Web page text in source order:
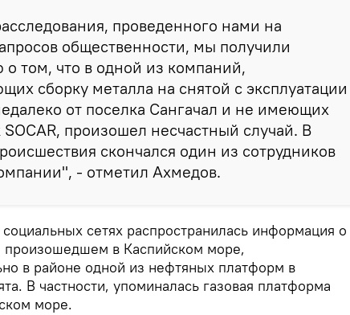
проведенного нами на
общественности, мы получили
том, что в одной из компаний,
сборку металла на снятой с эксплуатации
от поселка Сангачал и не имеющих
произошел несчастный случай. В
скончался один из сотрудников
- отметил Ахмедов.
сетях распространилась информация о
в Каспийском море,
в районе одной из нефтяных платформ в
В частности, упоминалась газовая платформа
море.